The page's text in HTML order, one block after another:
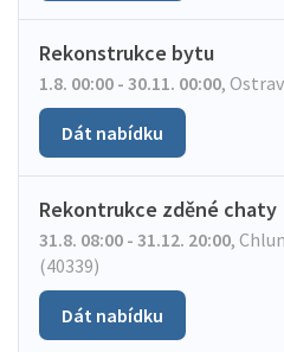
Rekonstrukce bytu
1.8. 00:00 - 30.11. 00:00,
Dát nabídku
Rekontrukce zděné chaty
31.8. 08:00 - 31.12. 20:00,
(40339)
Dát nabídku